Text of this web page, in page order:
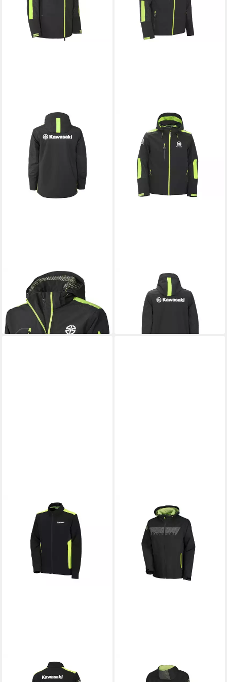
KAWASAKI
Allwetterjacke Kawasaki
SPORTS Jacke
ab 229,95 € 243,80 €
Softshelljacke Kawasaki
SPORTS Softshelljacke
215,50 €